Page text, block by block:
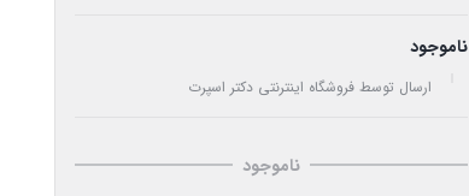
ناموجود
ارسال توسط فروشگاه اینترنتی دکتر اسپرت
ناموجود